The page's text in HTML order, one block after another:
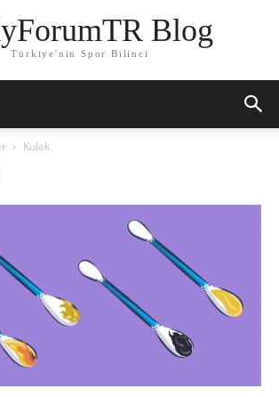
Blog
Türkiye'nin Spor Bilinci
Kulak